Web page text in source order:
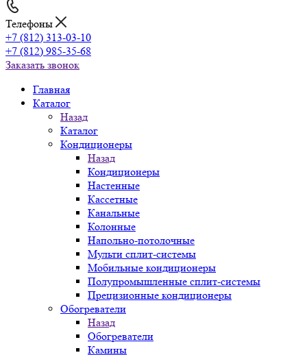
Телефоны
+7 (812) 313-03-10
+7 (812) 985-35-68
Заказать звонок
Главная
Каталог
Назад
Каталог
Кондиционеры
Назад
Кондиционеры
Настенные
Кассетные
Канальные
Колонные
Напольно-потолочные
Мульти сплит-системы
Мобильные кондиционеры
Полупромышленные сплит-системы
Прецизионные кондиционеры
Обогреватели
Назад
Обогреватели
Камины